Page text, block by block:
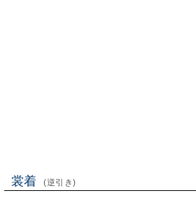
裳着 (逆引き)